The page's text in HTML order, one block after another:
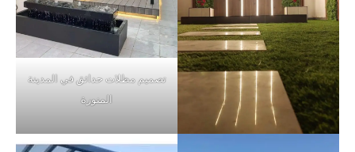
تصميم مظلات حدائق في المدينة
المنورة